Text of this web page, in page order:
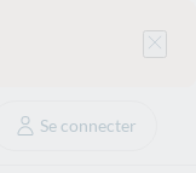
Se connecter